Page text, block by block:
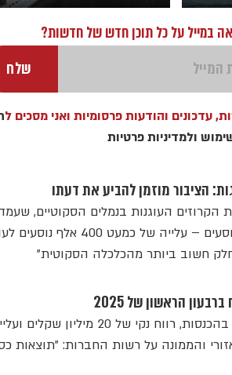
במייל על כל תוכן חדש של חדשות?
עדכונים והודעות פרסומיות ואני מסכים ל
ולמדיניות פרטיות
הציבור מוזמן להביע את דעתו
הקרוזים העוגנות בנמלים הסקוטיים,
2024 על כ-1,000 ביקורים והביאו עמן כ-1.2 מיליון נוסעים – עלייה של כמעט
הראשון של 2025
אחרי שנה מאתגרת, החברה מציגה קפיצה של 40% בהכנסות, רווח נקי של
והממונה על רשות החברות: "תוצאות